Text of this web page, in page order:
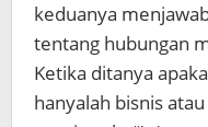
keduanya
tentang hubungan
Ketika ditanya
hanyalah bisnis atau